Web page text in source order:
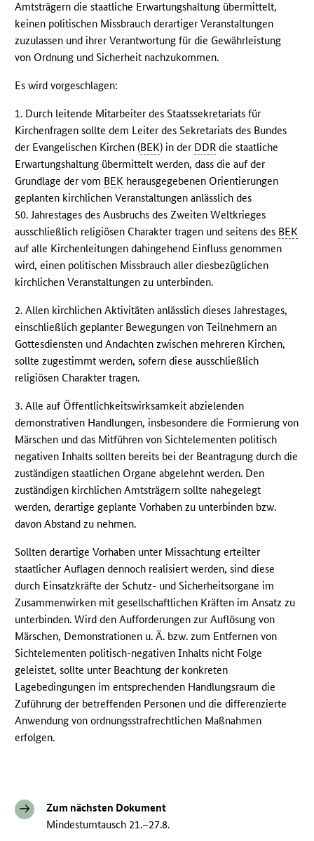
Amtsträgern die staatliche Erwartungshaltung übermittelt,
keinen politischen Missbrauch derartiger Veranstaltungen
zuzulassen und ihrer Verantwortung für die Gewährleistung
von Ordnung und Sicherheit nachzukommen.
Es wird vorgeschlagen:
1. Durch leitende Mitarbeiter des Staatssekretariats für
Kirchenfragen sollte dem Leiter des Sekretariats des Bundes
der Evangelischen Kirchen (BEK) in der DDR die staatliche
Erwartungshaltung übermittelt werden, dass die auf der
Grundlage der vom BEK herausgegebenen Orientierungen
geplanten kirchlichen Veranstaltungen anlässlich des
50. Jahrestages des Ausbruchs des Zweiten Weltkrieges
ausschließlich religiösen Charakter tragen und seitens des BEK
auf alle Kirchenleitungen dahingehend Einfluss genommen
wird, einen politischen Missbrauch aller diesbezüglichen
kirchlichen Veranstaltungen zu unterbinden.
2. Allen kirchlichen Aktivitäten anlässlich dieses Jahrestages,
einschließlich geplanter Bewegungen von Teilnehmern an
Gottesdiensten und Andachten zwischen mehreren Kirchen,
sollte zugestimmt werden, sofern diese ausschließlich
religiösen Charakter tragen.
3. Alle auf Öffentlichkeitswirksamkeit abzielenden
demonstrativen Handlungen, insbesondere die Formierung von
Märschen und das Mitführen von Sichtelementen politisch
negativen Inhalts sollten bereits bei der Beantragung durch die
zuständigen staatlichen Organe abgelehnt werden. Den
zuständigen kirchlichen Amtsträgern sollte nahegelegt
werden, derartige geplante Vorhaben zu unterbinden bzw.
davon Abstand zu nehmen.
Sollten derartige Vorhaben unter Missachtung erteilter
staatlicher Auflagen dennoch realisiert werden, sind diese
durch Einsatzkräfte der Schutz- und Sicherheitsorgane im
Zusammenwirken mit gesellschaftlichen Kräften im Ansatz zu
unterbinden. Wird den Aufforderungen zur Auflösung von
Märschen, Demonstrationen u. Ä. bzw. zum Entfernen von
Sichtelementen politisch-negativen Inhalts nicht Folge
geleistet, sollte unter Beachtung der konkreten
Lagebedingungen im entsprechenden Handlungsraum die
Zuführung der betreffenden Personen und die differenzierte
Anwendung von ordnungsstrafrechtlichen Maßnahmen
erfolgen.
Zum nächsten Dokument
Mindestumtausch 21.–27.8.